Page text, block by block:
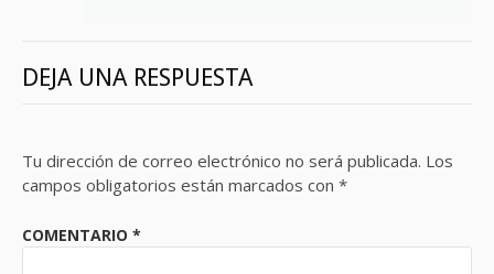
DEJA UNA RESPUESTA
Tu dirección de correo electrónico no será publicada. Los
campos obligatorios están marcados con *
COMENTARIO *